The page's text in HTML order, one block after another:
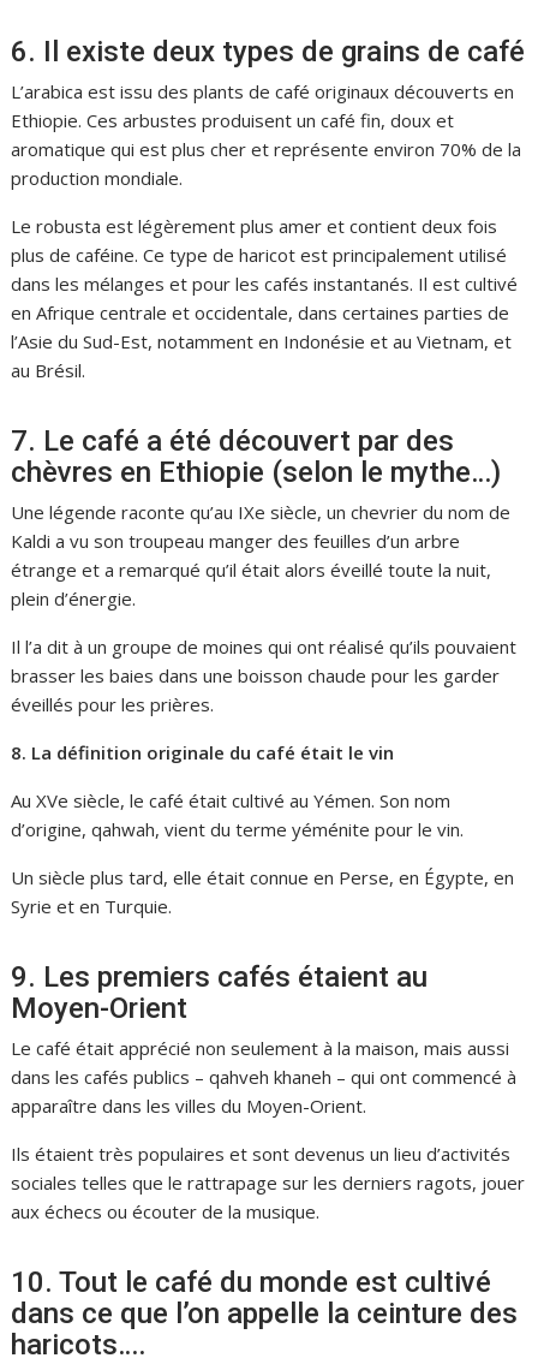
6. Il existe deux types de grains de café
L’arabica est issu des plants de café originaux découverts en
Ethiopie. Ces arbustes produisent un café fin, doux et
aromatique qui est plus cher et représente environ 70% de la
production mondiale.
Le robusta est légèrement plus amer et contient deux fois
plus de caféine. Ce type de haricot est principalement utilisé
dans les mélanges et pour les cafés instantanés. Il est cultivé
en Afrique centrale et occidentale, dans certaines parties de
l’Asie du Sud-Est, notamment en Indonésie et au Vietnam, et
au Brésil.
7. Le café a été découvert par des
chèvres en Ethiopie (selon le mythe…)
Une légende raconte qu’au IXe siècle, un chevrier du nom de
Kaldi a vu son troupeau manger des feuilles d’un arbre
étrange et a remarqué qu’il était alors éveillé toute la nuit,
plein d’énergie.
Il l’a dit à un groupe de moines qui ont réalisé qu’ils pouvaient
brasser les baies dans une boisson chaude pour les garder
éveillés pour les prières.
8. La définition originale du café était le vin
Au XVe siècle, le café était cultivé au Yémen. Son nom
d’origine, qahwah, vient du terme yéménite pour le vin.
Un siècle plus tard, elle était connue en Perse, en Égypte, en
Syrie et en Turquie.
9. Les premiers cafés étaient au
Moyen-Orient
Le café était apprécié non seulement à la maison, mais aussi
dans les cafés publics – qahveh khaneh – qui ont commencé à
apparaître dans les villes du Moyen-Orient.
Ils étaient très populaires et sont devenus un lieu d’activités
sociales telles que le rattrapage sur les derniers ragots, jouer
aux échecs ou écouter de la musique.
10. Tout le café du monde est cultivé
dans ce que l’on appelle la ceinture des
haricots….